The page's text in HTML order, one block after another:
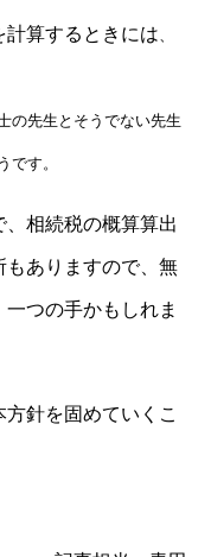
計算するときには、
の先生とそうでない先生
です。
相続税の概算算出
もありますので、無
つの手かもしれま
針を固めていくこ